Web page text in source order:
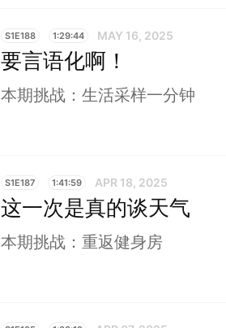
S1E188 1:29:44 MAY 16, 2025
要言语化啊！
本期挑战：生活采样一分钟
S1E187 1:41:59 APR 18, 2025
这一次是真的谈天气
本期挑战：重返健身房